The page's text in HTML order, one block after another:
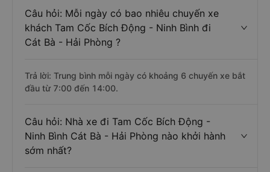
Câu hỏi: Mỗi ngày có bao nhiêu chuyến xe
khách Tam Cốc Bích Động - Ninh Bình đi
Cát Bà - Hải Phòng ?
Trả lời: Trung bình mỗi ngày có khoảng 6 chuyến xe bắt
đầu từ 7:00 đến 14:00.
Câu hỏi: Nhà xe đi Tam Cốc Bích Động -
Ninh Bình Cát Bà - Hải Phòng nào khởi hành
sớm nhất?